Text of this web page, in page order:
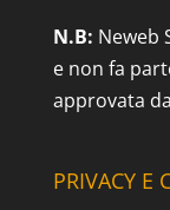
N.B: Neweb
e non fa
approvata
PRIVACY E